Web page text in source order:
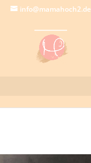
info@mamahoch2.de